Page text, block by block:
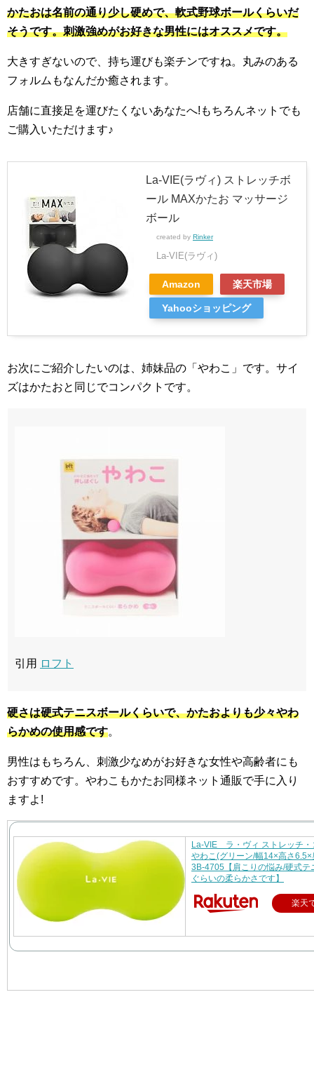
かたおは名前の通り少し硬めで、軟式野球ボールくらいだ
そうです。刺激強めがお好きな男性にはオススメです。
大きすぎないので、持ち運びも楽チンですね。丸みのある
フォルムもなんだか癒されます。
店舗に直接足を運びたくないあなたへ!もちろんネットでも
ご購入いただけます♪
La-VIE(ラヴィ) ストレッチボ
ール MAXかたお マッサージ
ボール
created by Rinker
La-VIE(ラヴィ)
Amazon 楽天市場
Yahooショッピング
お次にご紹介したいのは、姉妹品の「やわこ」です。サイ
ズはかたおと同じでコンパクトです。
引用 ロフト
硬さは硬式テニスボールくらいで、かたおよりも少々やわ
らかめの使用感です。
男性はもちろん、刺激少なめがお好きな女性や高齢者にも
おすすめです。やわこもかたお同様ネット通販で手に入り
ますよ!
La-VIE ラ・ヴィ ストレッチ・
やわこ(グリーン/幅14×高さ
3B-4705【肩こりの悩み/硬式テ
ぐらいの柔らかさです】
楽天